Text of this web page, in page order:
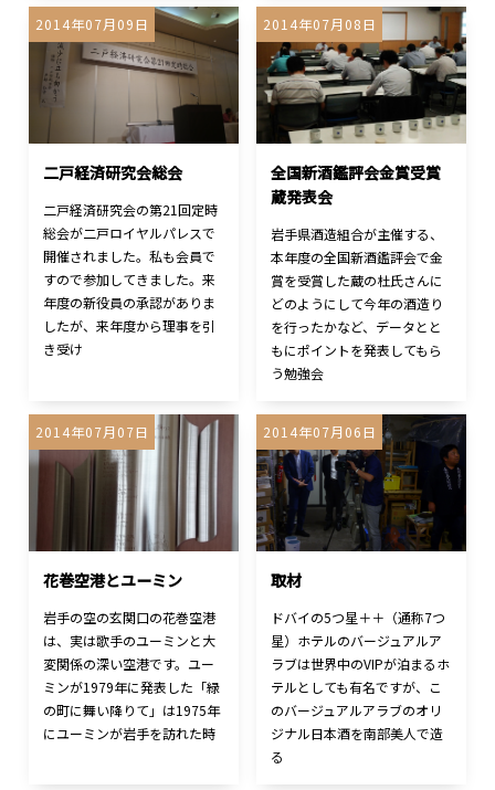
2014年07月09日
二戸経済研究会総会
二戸経済研究会の第21回定時
総会が二戸ロイヤルパレスで
開催されました。私も会員で
すので参加してきました。来
年度の新役員の承認がありま
したが、来年度から理事を引
き受け
2014年07月08日
全国新酒鑑評会金賞受賞
蔵発表会
岩手県酒造組合が主催する、
本年度の全国新酒鑑評会で金
賞を受賞した蔵の杜氏さんに
どのようにして今年の酒造り
を行ったかなど、データとと
もにポイントを発表してもら
う勉強会
2014年07月07日
花巻空港とユーミン
岩手の空の玄関口の花巻空港
は、実は歌手のユーミンと大
変関係の深い空港です。ユー
ミンが1979年に発表した「緑
の町に舞い降りて」は1975年
にユーミンが岩手を訪れた時
2014年07月06日
取材
ドバイの5つ星＋＋（通称7つ
星）ホテルのバージュアルア
ラブは世界中のVIPが泊まるホ
テルとしても有名ですが、こ
のバージュアルアラブのオリ
ジナル日本酒を南部美人で造
る